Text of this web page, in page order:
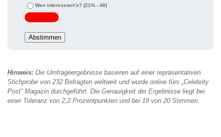
Wen interessiert’s? (21% - 48)
Hinweis: Die Umfrageergebnisse basieren auf einer repräsentativen
Stichprobe von 232 Befragten weltweit und wurde online fürs „Celebrity
Post“ Magazin durchgeführt. Die Genauigkeit der Ergebnisse liegt bei
einer Toleranz von 2,2 Prozentpunkten und bei 19 von 20 Stimmen.